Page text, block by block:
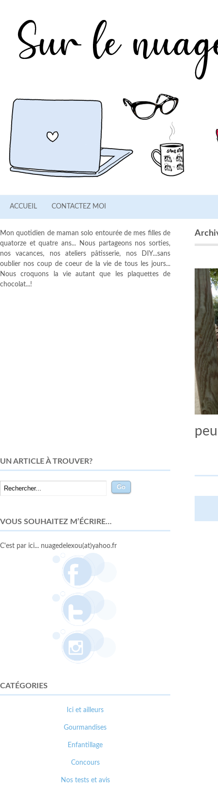
ACCUEIL CONTACTEZ MOI
Mon quotidien de maman solo entourée de mes filles de
quatorze et quatre ans... Nous partageons nos sorties,
nos vacances, nos ateliers pâtisserie, nos DIY...sans
oublier nos coup de coeur de la vie de tous les jours...
Nous croquons la vie autant que les plaquettes de
chocolat...!
UN ARTICLE À TROUVER?
VOUS SOUHAITEZ M’ÉCRIRE…
C'est par ici... nuagedelexou(at)yahoo.fr
CATÉGORIES
Ici et ailleurs
Gourmandises
Enfantillage
Concours
Nos tests et avis